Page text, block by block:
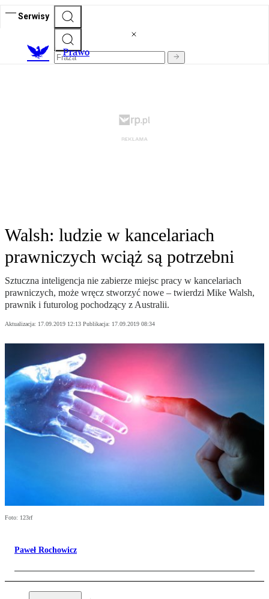
Serwisy
Prawo
Walsh: ludzie w kancelariach
prawniczych wciąż są potrzebni
Sztuczna inteligencja nie zabierze miejsc pracy w kancelariach
prawniczych, może wręcz stworzyć nowe – twierdzi Mike Walsh,
prawnik i futurolog pochodzący z Australii.
Aktualizacja: 17.09.2019 12:13 Publikacja: 17.09.2019 08:34
Foto: 123rf
Paweł Rochowicz